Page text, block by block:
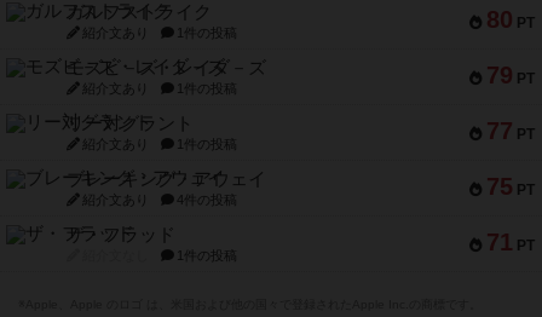
80 PT
ガルフストライク
紹介文あり 1件の投稿
79 PT
モズビ－ズ・レイダ－ズ
紹介文あり 1件の投稿
77 PT
リー対グラント
紹介文あり 1件の投稿
75 PT
ブレーキング・アウェイ
紹介文あり 4件の投稿
71 PT
ザ・フラッド
1件の投稿